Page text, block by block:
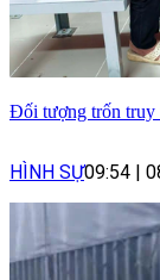
Đối tượng trốn truy
HÌNH SỰ09:54 |